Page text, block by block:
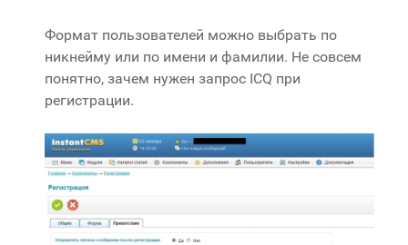
Формат пользователей можно выбрать по
никнейму или по имени и фамилии. Не совсем
понятно, зачем нужен запрос ICQ при
регистрации.